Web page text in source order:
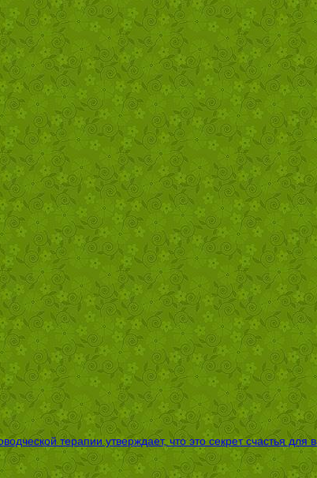
терапии утверждает, что это секрет счастья для